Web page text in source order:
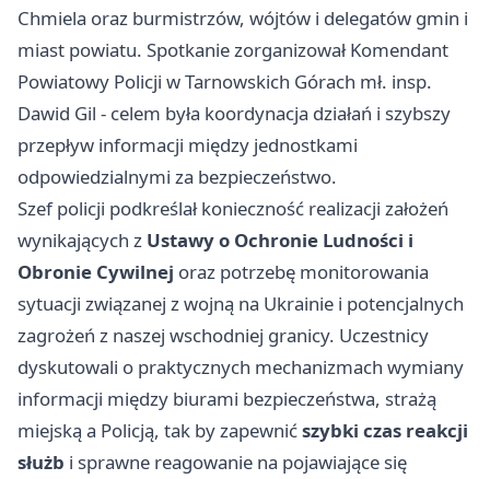
Chmiela oraz burmistrzów, wójtów i delegatów gmin i
miast powiatu. Spotkanie zorganizował Komendant
Powiatowy Policji w Tarnowskich Górach mł. insp.
Dawid Gil - celem była koordynacja działań i szybszy
przepływ informacji między jednostkami
odpowiedzialnymi za bezpieczeństwo.
Szef policji podkreślał konieczność realizacji założeń
wynikających z Ustawy o Ochronie Ludności i
Obronie Cywilnej oraz potrzebę monitorowania
sytuacji związanej z wojną na Ukrainie i potencjalnych
zagrożeń z naszej wschodniej granicy. Uczestnicy
dyskutowali o praktycznych mechanizmach wymiany
informacji między biurami bezpieczeństwa, strażą
miejską a Policją, tak by zapewnićszybki czas reakcji
służb i sprawne reagowanie na pojawiające się